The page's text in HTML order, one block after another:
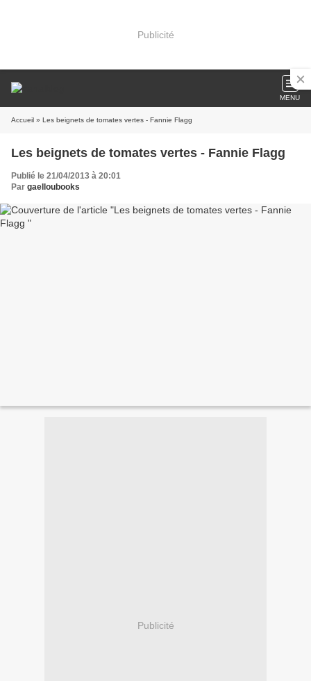
Publicité
MENU
Accueil » Les beignets de tomates vertes - Fannie Flagg
Les beignets de tomates vertes - Fannie Flagg
Publié le 21/04/2013 à 20:01
Par gaelloubooks
Publicité